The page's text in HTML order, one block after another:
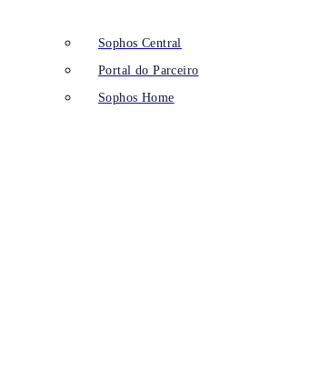
Sophos Central
Portal do Parceiro
Sophos Home